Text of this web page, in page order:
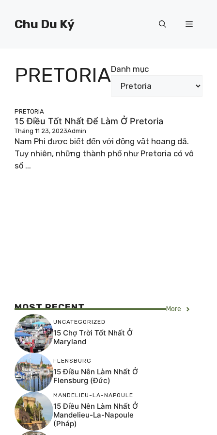
Chu Du Ký Menu
PRETORIADanh mục
PRETORIA
15 Điều Tốt Nhất Để Làm Ở Pretoria
Tháng 11 23, 2023Admin
Nam Phi được biết đến với động vật hoang dã.
Tuy nhiên, những thành phố như Pretoria có vô
số ...
MOST RECENT More
UNCATEGORIZED
15 Chợ Trời Tốt Nhất Ở
Maryland
FLENSBURG
15 Điều Nên Làm Nhất Ở
Flensburg (Đức)
MANDELIEU-LA-NAPOULE
15 Điều Nên Làm Nhất Ở
Mandelieu-La-Napoule
(Pháp)